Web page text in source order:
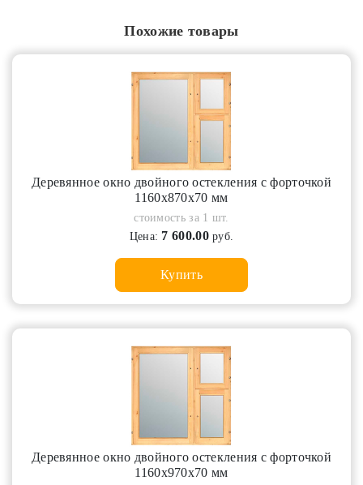
Похожие товары
Деревянное окно двойного остекления с форточкой
1160х870х70 мм
стоимость за 1 шт.
Цена: 7 600.00руб.
Купить
Деревянное окно двойного остекления с форточкой
1160х970х70 мм